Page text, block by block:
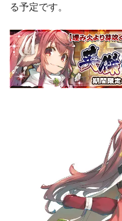
る予定です。